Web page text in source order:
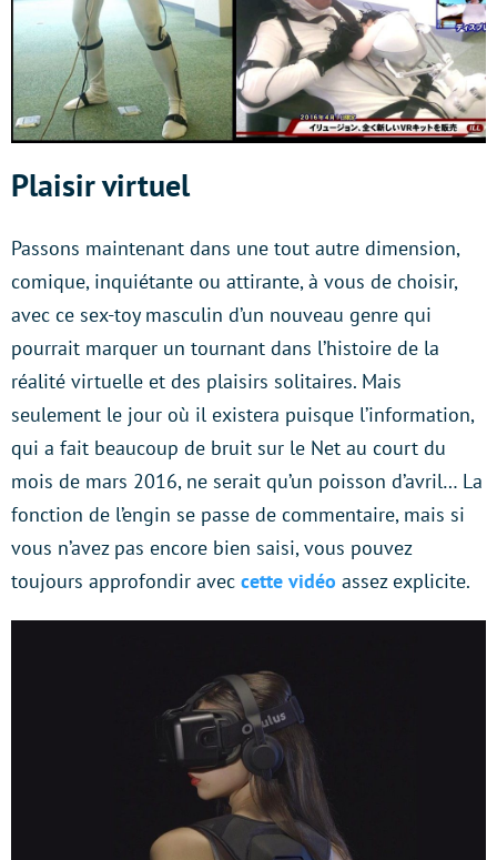
Plaisir virtuel
Passons maintenant dans une tout autre dimension,
comique, inquiétante ou attirante, à vous de choisir,
avec ce sex-toy masculin d’un nouveau genre qui
pourrait marquer un tournant dans l’histoire de la
réalité virtuelle et des plaisirs solitaires. Mais
seulement le jour où il existera puisque l’information,
qui a fait beaucoup de bruit sur le Net au court du
mois de mars 2016, ne serait qu’un poisson d’avril… La
fonction de l’engin se passe de commentaire, mais si
vous n’avez pas encore bien saisi, vous pouvez
toujours approfondir avec cette vidéo assez explicite.